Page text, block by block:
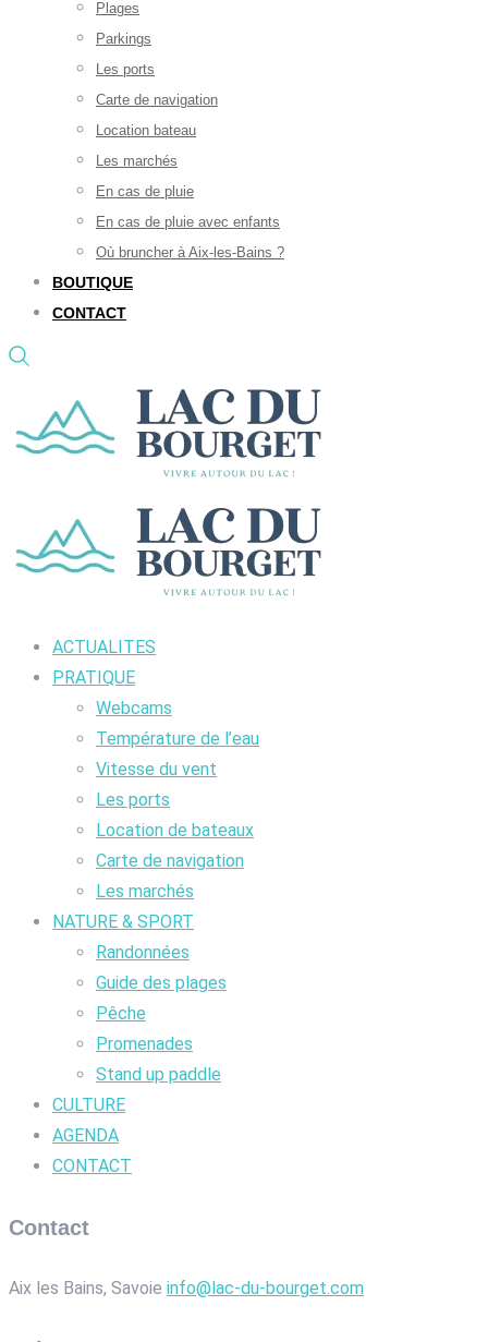
Plages
Parkings
Les ports
Carte de navigation
Location bateau
Les marchés
En cas de pluie
En cas de pluie avec enfants
Où bruncher à Aix-les-Bains ?
BOUTIQUE
CONTACT
ACTUALITES
PRATIQUE
Webcams
Température de l’eau
Vitesse du vent
Les ports
Location de bateaux
Carte de navigation
Les marchés
NATURE & SPORT
Randonnées
Guide des plages
Pêche
Promenades
Stand up paddle
CULTURE
AGENDA
CONTACT
Contact
Aix les Bains, Savoie info@lac-du-bourget.com